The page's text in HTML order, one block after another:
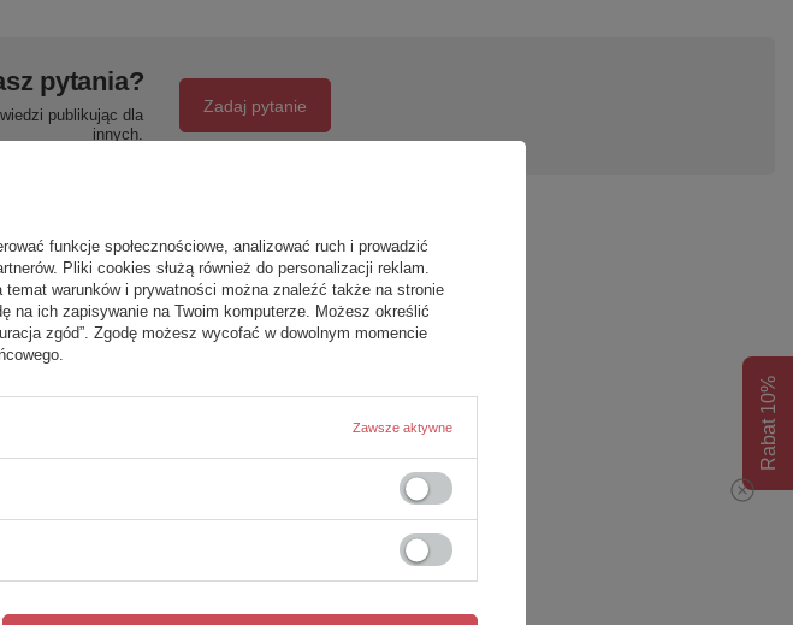
pytania?
publikując dla
innych.
Zadaj pytanie
opinię
5/5
Rabat 10%
funkcje społecznościowe, analizować ruch i prowadzić
Pliki cookies służą również do personalizacji reklam.
temat warunków i prywatności można znaleźć także na stronie
na ich zapisywanie na Twoim komputerze. Możesz określić
zgód”. Zgodę możesz wycofać w dowolnym momencie
Zawsze aktywne